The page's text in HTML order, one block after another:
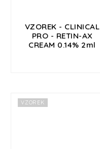
VZOREK - CLINICAL
PRO - RETIN-AX
CREAM 0.14% 2ml
VZOREK